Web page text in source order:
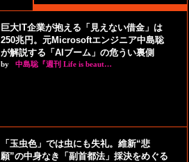
巨大IT企業が抱える「見えない借金」は
250兆円。元Microsoftエンジニア中島聡
が解説する「AIブーム」の危うい裏側
by 中島聡『週刊 Life is beaut…
「玉虫色」では虫にも失礼。維新“悲
願”の中身なき「副首都法」採決をめぐる